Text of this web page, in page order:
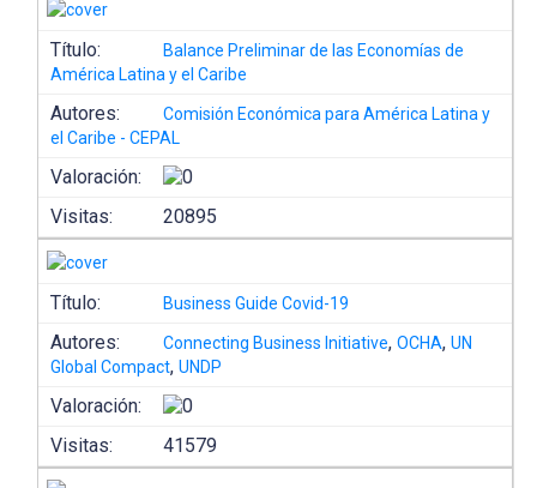
Título:
Balance Preliminar de las Economías de
América Latina y el Caribe
Autores:
Comisión Económica para América Latina y
el Caribe - CEPAL
Valoración:
Visitas:
20895
Título: Business Guide Covid-19
Autores: Connecting Business Initiative,OCHA,UN
Global Compact,UNDP
Valoración:
Visitas:
41579